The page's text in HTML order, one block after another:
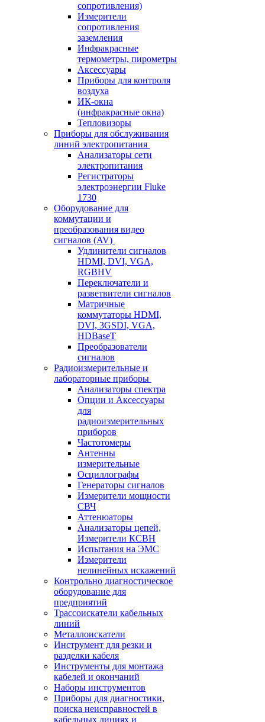
сопротивления)
Измерители
сопротивления
заземления
Инфракрасные
термометры, пирометры
Аксессуары
Приборы для контроля
воздуха
ИК-окна
(инфракрасные окна)
Тепловизоры
Приборы для обслуживания
линий электропитания
Анализаторы сети
электропитания
Регистраторы
электроэнергии Fluke
1730
Оборудование для
коммутации и
преобразования видео
сигналов (AV)
Удлинители сигналов
HDMI, DVI, VGA,
RGBHV
Переключатели и
разветвители сигналов
Матричные
коммутаторы HDMI,
DVI, 3GSDI, VGA,
HDBaseT
Преобразователи
сигналов
Радиоизмерительные и
лабораторные приборы
Анализаторы спектра
Опции и Аксессуары
для
радиоизмерительных
приборов
Частотомеры
Антенны
измерительные
Осциллографы
Генераторы сигналов
Измерители мощности
СВЧ
Аттенюаторы
Анализаторы цепей,
Измерители КСВН
Испытания на ЭМС
Измерители
нелинейных искажений
Контрольно диагностическое
оборудование для
предприятий
Трассоискатели кабельных
линий
Металлоискатели
Инструмент для резки и
разделки кабеля
Инструменты для монтажа
кабелей и окончаний
Наборы инструментов
Приборы для диагностики,
поиска неисправностей в
кабельных линиях и